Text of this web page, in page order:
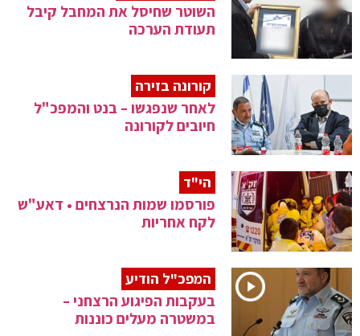
השוטר שחיסל את המחבל קיבל
תעודת הערכה
קורונה בזירה
לאחר שנפגשו – בנט והמפכ"ל
חיובים לקורונה
הי"ד
פורסמו שמות הנרצחים • דאע"ש
לקח אחריות
המפכ"ל הודיע
בעקבות הפיגוע הרצחני –
במשטרה מעלים כוננות